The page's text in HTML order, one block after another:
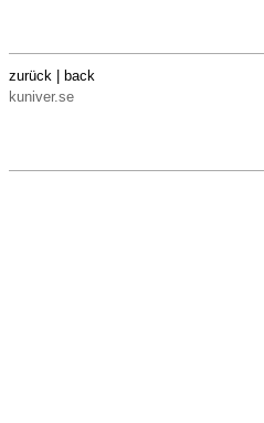
zurück | back
kuniver.se